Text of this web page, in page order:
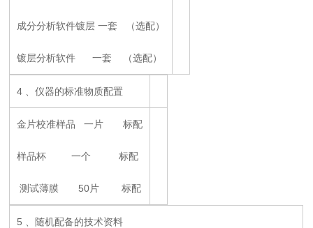
成分分析软件镀层 一套 （选配）
镀层分析软件 一套 （选配）
4 、仪器的标准物质配置
金片校准样品 一片 标配
样品杯 一个 标配
测试薄膜 50片 标配
5 、随机配备的技术资料